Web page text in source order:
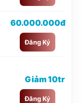
60.000.000đ
Đăng Ký
Giảm 10tr
Đăng Ký